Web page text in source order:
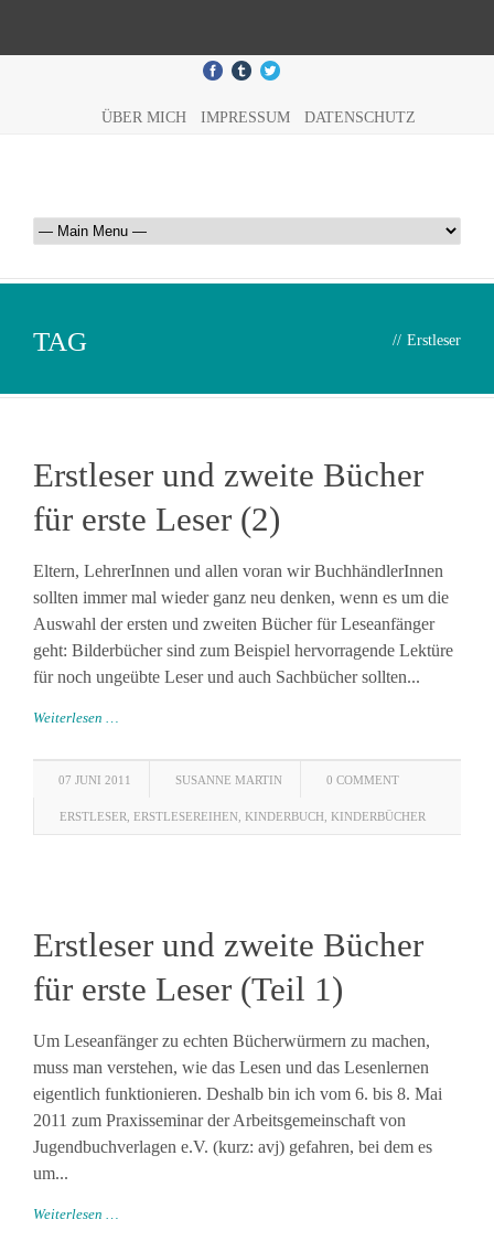
ÜBER MICH IMPRESSUM DATENSCHUTZ
TAG // Erstleser
Erstleser und zweite Bücher
für erste Leser (2)
Eltern, LehrerInnen und allen voran wir BuchhändlerInnen
sollten immer mal wieder ganz neu denken, wenn es um die
Auswahl der ersten und zweiten Bücher für Leseanfänger
geht: Bilderbücher sind zum Beispiel hervorragende Lektüre
für noch ungeübte Leser und auch Sachbücher sollten...
Weiterlesen …
07 JUNI 2011 SUSANNE MARTIN 0 COMMENT
ERSTLESER ERSTLESEREIHEN KINDERBUCH KINDERBÜCHER
Erstleser und zweite Bücher
für erste Leser (Teil 1)
Um Leseanfänger zu echten Bücherwürmern zu machen,
muss man verstehen, wie das Lesen und das Lesenlernen
eigentlich funktionieren. Deshalb bin ich vom 6. bis 8. Mai
2011 zum Praxisseminar der Arbeitsgemeinschaft von
Jugendbuchverlagen e.V. (kurz: avj) gefahren, bei dem es
um...
Weiterlesen …